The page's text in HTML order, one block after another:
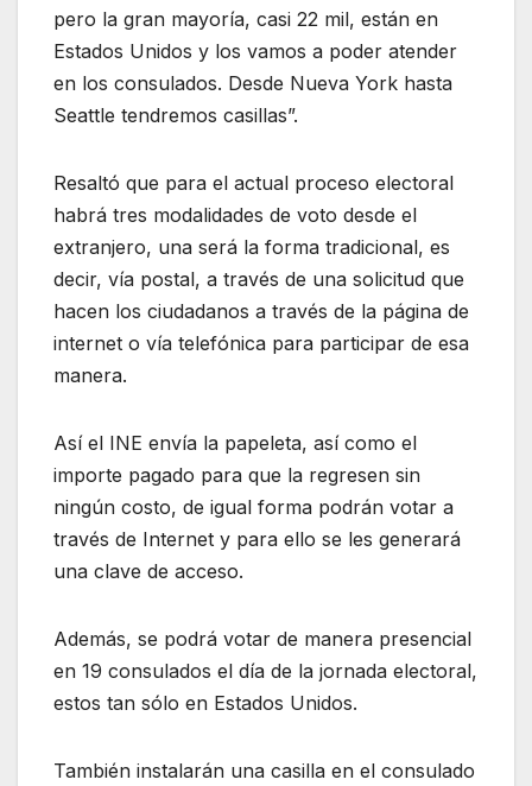
pero la gran mayoría, casi 22 mil, están en
Estados Unidos y los vamos a poder atender
en los consulados. Desde Nueva York hasta
Seattle tendremos casillas”.
Resaltó que para el actual proceso electoral
habrá tres modalidades de voto desde el
extranjero, una será la forma tradicional, es
decir, vía postal, a través de una solicitud que
hacen los ciudadanos a través de la página de
internet o vía telefónica para participar de esa
manera.
Así el INE envía la papeleta, así como el
importe pagado para que la regresen sin
ningún costo, de igual forma podrán votar a
través de Internet y para ello se les generará
una clave de acceso.
Además, se podrá votar de manera presencial
en 19 consulados el día de la jornada electoral,
estos tan sólo en Estados Unidos.
También instalarán una casilla en el consulado